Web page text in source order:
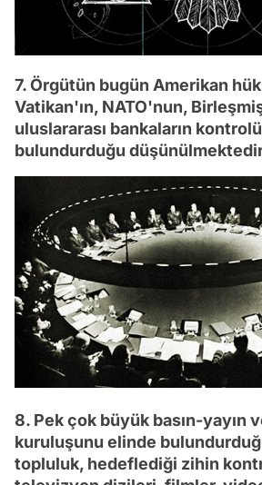
7. Örgütün bugün Amerikan
Vatikan'ın, NATO'nun,
uluslararası bankaların
bulundurduğu
8. Pek çok büyük basın-yayın
kuruluşunu elinde
topluluk, hedeflediği zihin